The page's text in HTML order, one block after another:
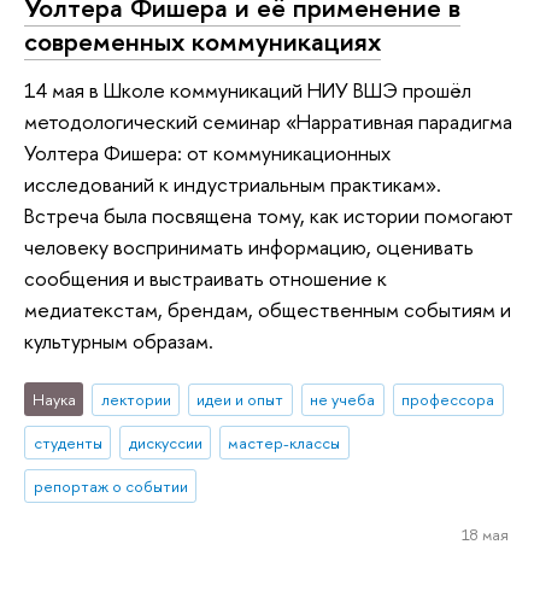
Уолтера Фишера и её применение в
современных коммуникациях
14 мая в Школе коммуникаций НИУ ВШЭ прошёл
методологический семинар «Нарративная парадигма
Уолтера Фишера: от коммуникационных
исследований к индустриальным практикам».
Встреча была посвящена тому, как истории помогают
человеку воспринимать информацию, оценивать
сообщения и выстраивать отношение к
медиатекстам, брендам, общественным событиям и
культурным образам.
Наука лектории идеи и опыт не учеба
профессора
студенты
дискуссии
мастер-классы
репортаж о событии
18 мая